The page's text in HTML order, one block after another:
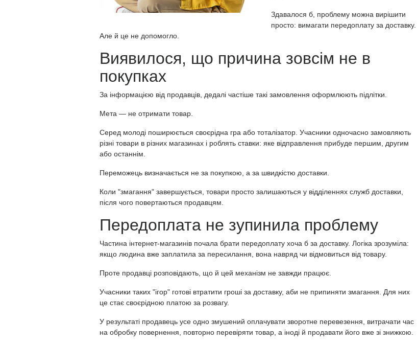
Здавалося б, проблему можна вирішити
просто: вимагати передоплату за доставку.
Але й це не допомогло.
Виявилося, що причина зовсім не в
покупках
За інформацією від продавців, дедалі частіше такі замовлення оформлюють підлітки.
Мета — не отримати товар.
Серед молоді поширюється своєрідна гра або тоталізатор. Учасники одночасно замовляють
різні товари в різних магазинах і роблять ставки: яке відправлення прибуде першим, другим
або останнім.
Переможець визначається не за покупкою, а за швидкістю доставки.
Коли "змагання" завершується, товари просто залишаються у відділеннях служб доставки,
після чого повертаються продавцям.
Передоплата не зупинила проблему
Частина інтернет-магазинів почала брати передоплату хоча б за доставку. Логіка зрозуміла:
якщо людина вже заплатила за пересилання, вона навряд чи відмовиться від товару.
Проте продавці розповідають, що й цей механізм не завжди працює.
Учасники таких "ігор" готові втратити гроші за доставку, аби не припиняти змагання. Для них
це стає своєрідною платою за розвагу.
У результаті продавець усе одно змушений оплачувати зворотне перевезення, витрачати час
на обробку повернення, повторно перевіряти товар, а іноді й продавати його вже зі знижкою.